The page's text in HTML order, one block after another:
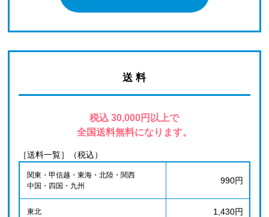
送 料
税込 30,000円以上で
全国送料無料になります。
［送料一覧］（税込）
関東・甲信越・東海・北陸・関西
中国・四国・九州
990円
東北 1,430円